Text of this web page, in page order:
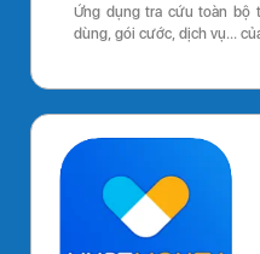
Ứng dụng tra cứu toàn bộ
dùng, gói cước, dịch vụ…